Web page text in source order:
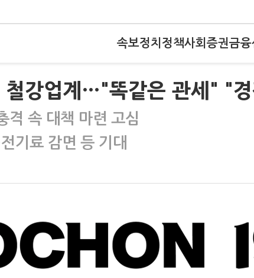
속보정치 정책사회 증권금융
철강업계…"똑같은 관세" "
속 대책 마련 고심
기료 감면 등 기대